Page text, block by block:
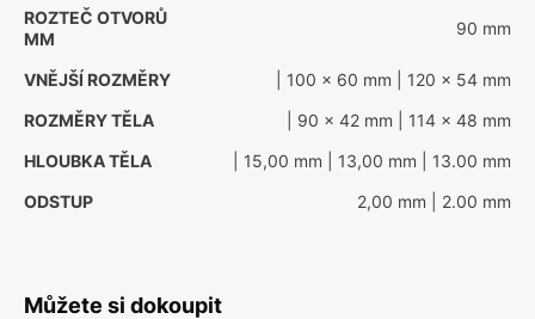
ROZTEČ OTVORŮ
MM
90 mm
VNĚJŠÍ ROZMĚRY | 100 x 60 mm | 120 x 54 mm
ROZMĚRY TĚLA
| 90 x 42 mm | 114 x 48 mm
HLOUBKA TĚLA
| 15,00 mm | 13,00 mm | 13.00 mm
ODSTUP
2,00 mm | 2.00 mm
Můžete si dokoupit